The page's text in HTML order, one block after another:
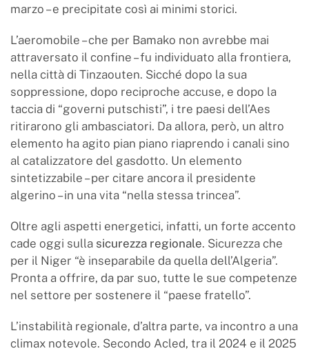
marzo – e precipitate così ai minimi storici.
L’aeromobile – che per Bamako non avrebbe mai
attraversato il confine – fu individuato alla frontiera,
nella città di Tinzaouten. Sicché dopo la sua
soppressione, dopo reciproche accuse, e dopo la
taccia di “governi putschisti”, i tre paesi dell’Aes
ritirarono gli ambasciatori. Da allora, però, un altro
elemento ha agito pian piano riaprendo i canali sino
al catalizzatore del gasdotto. Un elemento
sintetizzabile – per citare ancora il presidente
algerino – in una vita “nella stessa trincea”.
Oltre agli aspetti energetici, infatti, un forte accento
cade oggi sulla sicurezza regionale. Sicurezza che
per il Niger “è inseparabile da quella dell’Algeria”.
Pronta a offrire, da par suo, tutte le sue competenze
nel settore per sostenere il “paese fratello”.
L’instabilità regionale, d’altra parte, va incontro a una
climax notevole. Secondo Acled, tra il 2024 e il 2025